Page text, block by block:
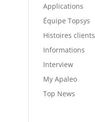
Applications
Équipe Topsys
Histoires clients
Informations
Interview
My Apaleo
Top News